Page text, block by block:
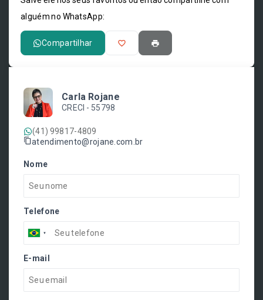
alguém no WhatsApp:
Compartilhar
Carla Rojane
CRECI - 55798
(41) 99817-4809
atendimento@rojane.com.br
Nome
Telefone
E-mail